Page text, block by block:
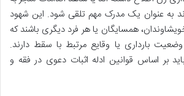
به عنوان یک مدرک مهم تلقی شود. این شهود
همسایگان یا هر فرد دیگری باشند که
بارداری یا وقایع مرتبط با سقط دارند.
بر اساس قوانین ادله اثبات دعوی در فقه و